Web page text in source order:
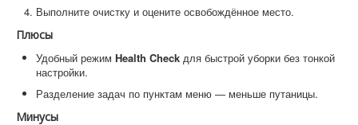
Выполните очистку и оцените освобождённое место.
Плюсы
Удобный режим Health Check для быстрой уборки без тонкой
настройки.
Разделение задач по пунктам меню — меньше путаницы.
Минусы